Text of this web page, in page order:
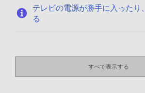
テレビの電源が勝手に入ったり
る
すべて表示する